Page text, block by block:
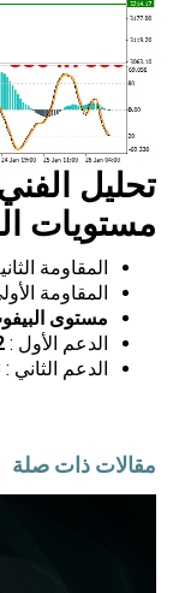
تحليل
مستويات
المقاومة الثانية
المقاومة
مستوى
الدعم الأول :
الدعم الثاني : 28
مقالات ذات صلة